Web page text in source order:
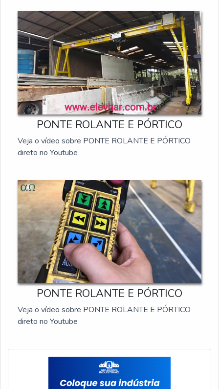
para processos de movimentação de carga contínua.
PONTE ROLANTE E PÓRTICO
Veja o vídeo sobre PONTE ROLANTE E PÓRTICO
direto no Youtube
PONTE ROLANTE E PÓRTICO
Veja o vídeo sobre PONTE ROLANTE E PÓRTICO
direto no Youtube